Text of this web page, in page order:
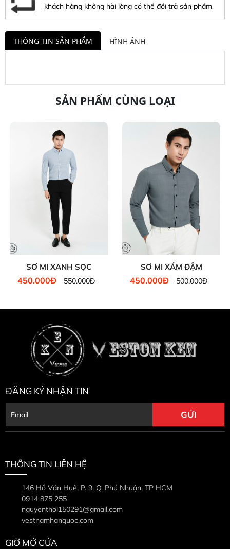
khách hàng không hài lòng có thể đổi trả sản phẩm
THÔNG TIN SẢN PHẨM HÌNH ẢNH
SẢN PHẨM CÙNG LOẠI
SƠ MI XANH SỌC
450.000Đ 550.000Đ
SƠ MI XÁM ĐẬM
450.000Đ 500.000Đ
ĐĂNG KÝ NHẬN TIN
THÔNG TIN LIÊN HỆ
146 Hồ Văn Huê, P. 9, Q. Phú Nhuận, TP HCM
0914 875 255
nguyenthoi150291@gmail.com
vestnamhanquoc.com
GIỜ MỞ CỬA